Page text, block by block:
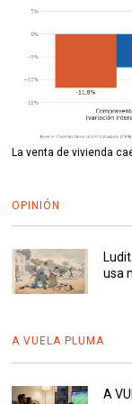
La venta de vivienda
OPINIÓN
usa
A VUELA PLUMA
A